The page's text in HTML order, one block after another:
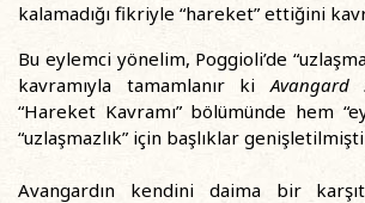
kalamadığı fikriyle “hareket” ettiğini
Bu eylemci yönelim, Poggioli’de
kavramıyla tamamlanır kiAvangard
“Hareket Kavramı” bölümünde hem
“uzlaşmazlık” için başlıklar
Avangardın kendini daima bir